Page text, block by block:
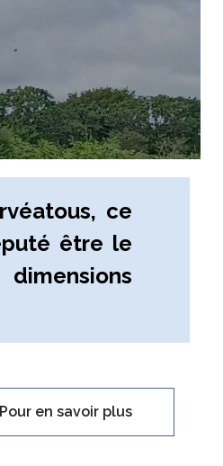
ce
être le
Pour en savoir plus